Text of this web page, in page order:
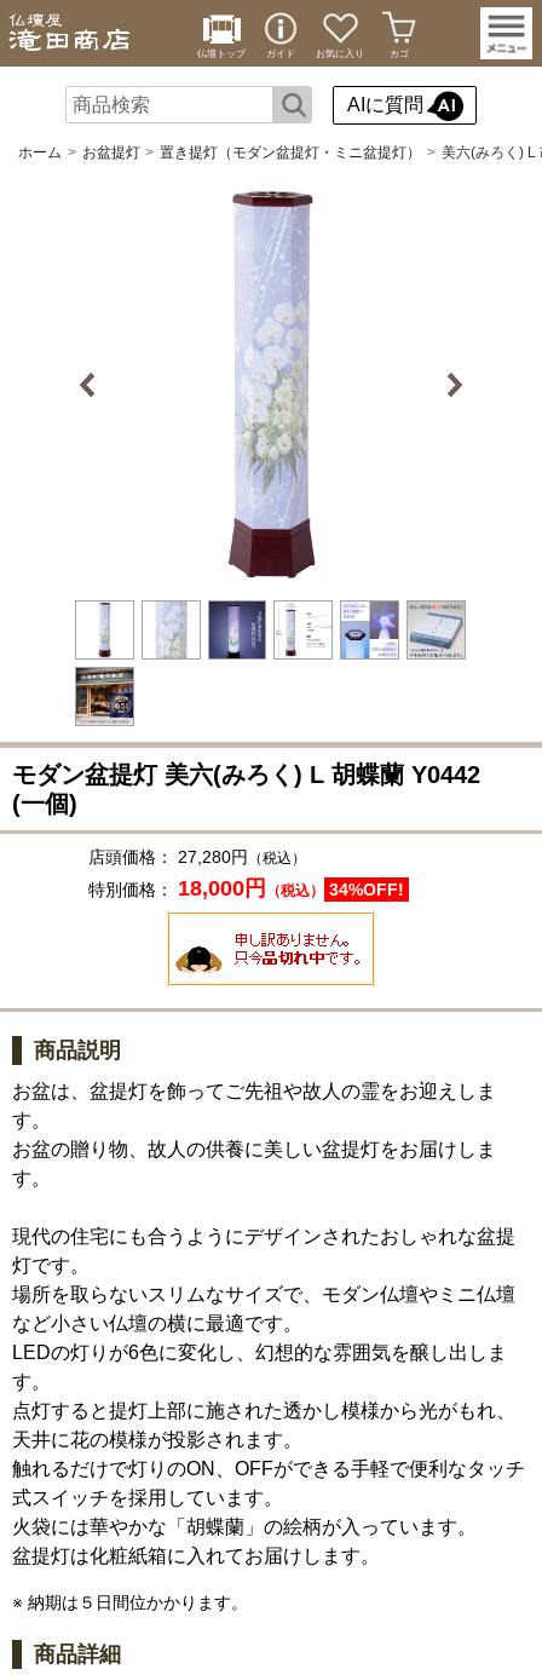
仏壇トップ ガイド お気に入り カゴ
AIに質問
ホーム お盆提灯 置き提灯（モダン盆提灯・ミニ盆提灯） 美六(みろく) L
モダン盆提灯 美六(みろく) L 胡蝶蘭 Y0442
(一個)
店頭価格： 27,280円 （税込）
特別価格： 18,000円 （税込） 34%OFF!
商品説明
お盆は、盆提灯を飾ってご先祖や故人の霊をお迎えしま
す。
お盆の贈り物、故人の供養に美しい盆提灯をお届けしま
す。
現代の住宅にも合うようにデザインされたおしゃれな盆提
灯です。
場所を取らないスリムなサイズで、モダン仏壇やミニ仏壇
など小さい仏壇の横に最適です。
LEDの灯りが6色に変化し、幻想的な雰囲気を醸し出しま
す。
点灯すると提灯上部に施された透かし模様から光がもれ、
天井に花の模様が投影されます。
触れるだけで灯りのON、OFFができる手軽で便利なタッチ
式スイッチを採用しています。
火袋には華やかな「胡蝶蘭」の絵柄が入っています。
盆提灯は化粧紙箱に入れてお届けします。
※ 納期は５日間位かかります。
商品詳細